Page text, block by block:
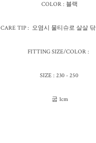
COLOR : 블랙
CARE TIP : 오염시 물티슈로 살살
FITTING SIZE/COLOR :
SIZE : 230 - 250
굽 1cm